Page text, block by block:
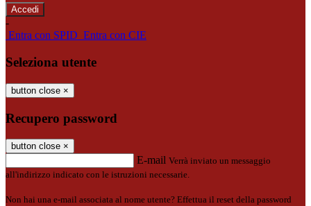
-
Entra con SPID Entra con CIE
Seleziona utente
button close ×
Recupero password
button close ×
E-mail Verrà inviato un messaggio
all'indirizzo indicato con le istruzioni necessarie.
Non hai una e-mail associata al nome utente? Effettua il reset della password